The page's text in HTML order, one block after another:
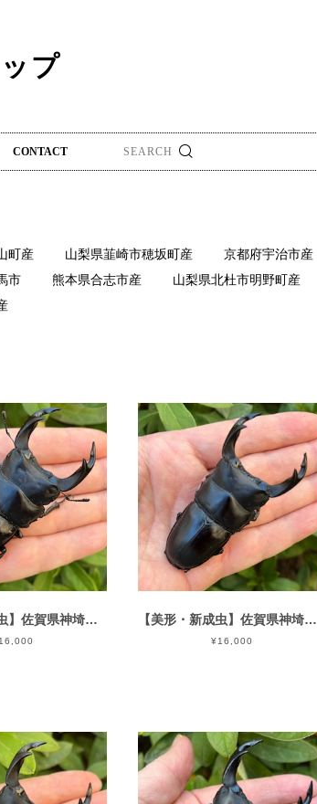
プ
CONTACT
町産 山梨県韮崎市穂坂町産
京都府宇治市産
市 熊本県合志市産
山梨県北杜市明野町産
【美形・新成虫】佐賀県神埼郡神埼町産”オオクワガタペア（♂79mm） # 815311−101 【美形・新成虫】佐賀県神埼郡神埼町産”オオクワガタペア（♂79mm） # 815311−101
¥16,000